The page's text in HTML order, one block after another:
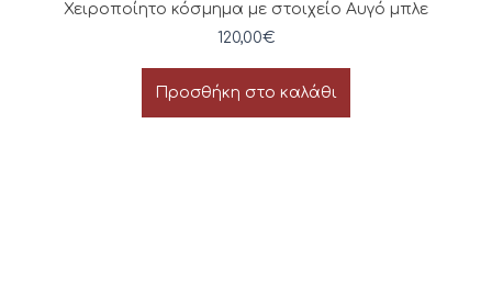
Χειροποίητο κόσμημα με στοιχείο Αυγό μπλε
120,00€
Προσθήκη στο καλάθι